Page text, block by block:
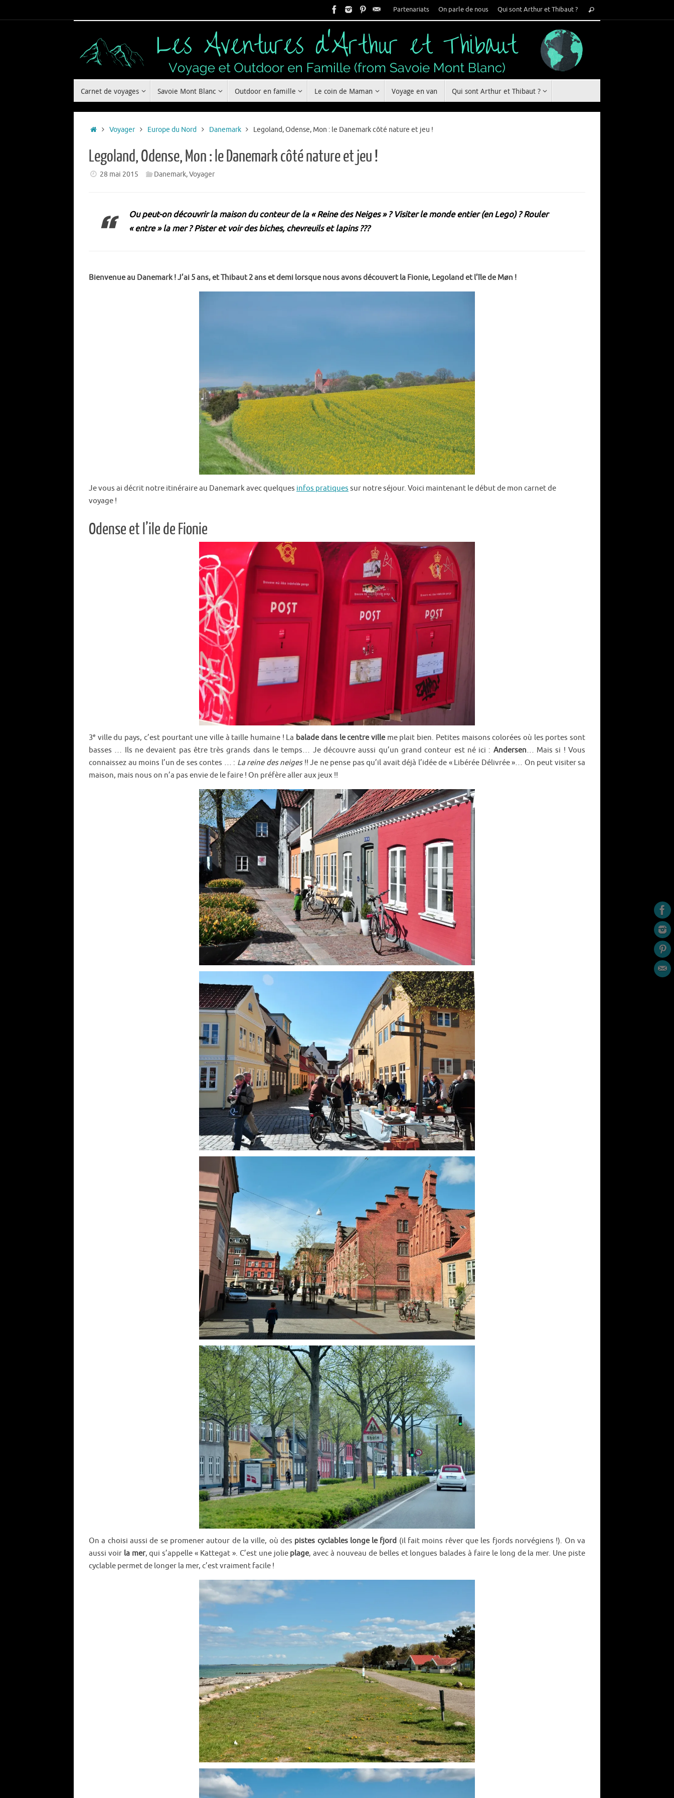
au
Partenariats On parle de nous Qui sont Arthur et Thibaut ?
pour
Rechercher
Carnet de voyages Savoie Mont Blanc Outdoor en famille Le coin de Maman Voyage en van Qui sont Arthur et Thibaut ?
Accueil
Voyager Europe du Nord Danemark Legoland, Odense, Mon : le Danemark côté nature et jeu !
Legoland, Odense, Mon : le Danemark côté nature et jeu !
28 mai 2015 Danemark,Voyager
Ou peut-on découvrir la maison du conteur de la « Reine des Neiges » ? Visiter le monde entier (en Lego) ? Rouler
« entre » la mer ? Pister et voir des biches, chevreuils et lapins ???
Bienvenue au Danemark ! J’ai 5 ans, et Thibaut 2 ans et demi lorsque nous avons découvert la Fionie, Legoland et l’île de Møn !
Je vous ai décrit notre itinéraire au Danemark avec quelques infos pratiques sur notre séjour. Voici maintenant le début de mon carnet de
voyage !
Odense et l’ile de Fionie
3e ville du pays, c’est pourtant une ville à taille humaine ! La balade dans le centre villeme plait bien. Petites maisons colorées où les portes sont
basses … Ils ne devaient pas être très grands dans le temps… Je découvre aussi qu’un grand conteur est né ici : Andersen… Mais si ! Vous
connaissez au moins l’un de ses contes … : La reine des neiges!! Je ne pense pas qu’il avait déjà l’idée de « Libérée Délivrée »… On peut visiter sa
maison, mais nous on n’a pas envie de le faire ! On préfère aller aux jeux !!
On a choisi aussi de se promener autour de la ville, où des pistes cyclables longe le fjord (il fait moins rêver que les fjords norvégiens !). On va
aussi voir la mer, qui s’appelle « Kattegat ». C’est une jolie plage, avec à nouveau de belles et longues balades à faire le long de la mer. Une piste
cyclable permet de longer la mer, c’est vraiment facile !